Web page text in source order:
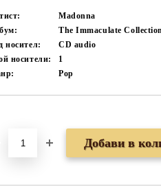
Madonna
The Immaculate
носител:
CD audio
носители:
1
Pop